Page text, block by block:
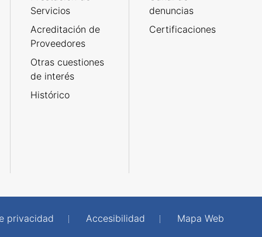
Servicios
Acreditación de
Proveedores
Otras cuestiones
de interés
Histórico
denuncias
Certificaciones
privacidad Accesibilidad
Mapa Web